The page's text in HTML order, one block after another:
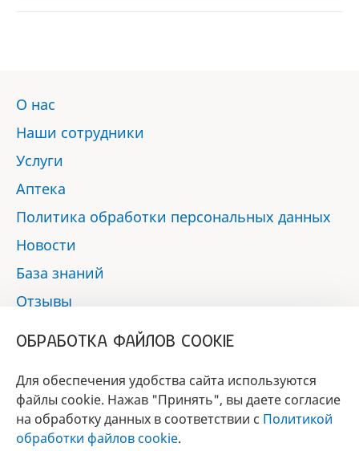
О нас
Наши сотрудники
Услуги
Аптека
Политика обработки персональных данных
Новости
База знаний
Отзывы
БРЕНД
ГОДА 2017 - 2019
ОБРАБОТКА ФАЙЛОВ COOKIE
Для обеспечения удобства сайта используются
файлы cookie. Нажав "Принять", вы даете согласие
на обработку данных в соответствии с Политикой
обработки файлов cookie.